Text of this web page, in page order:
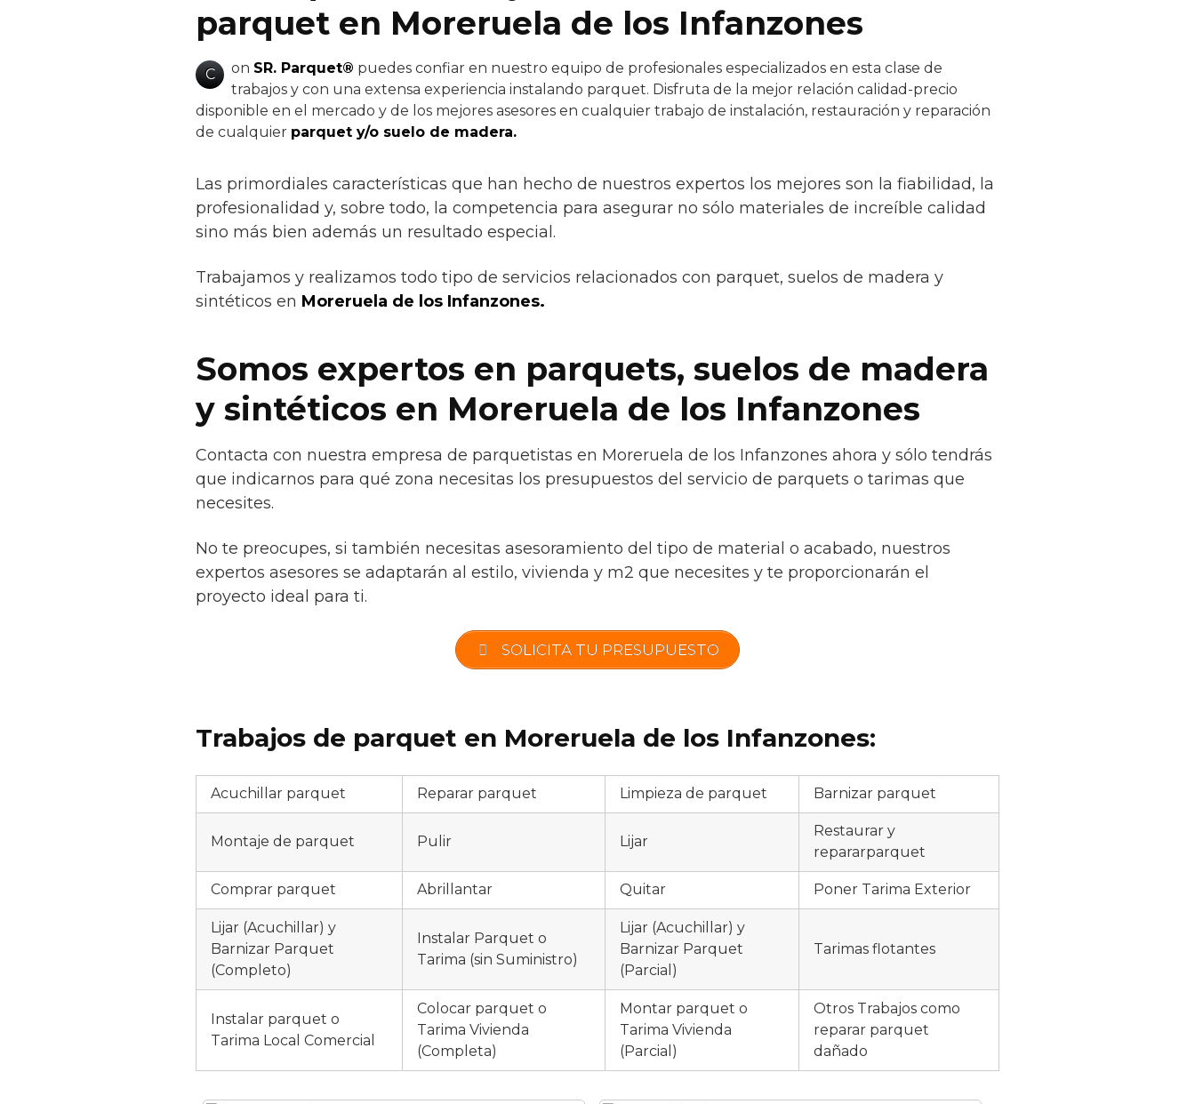
parquet en Moreruela de los Infanzones
C on SR. Parquet® puedes confiar en nuestro equipo de profesionales especializados en esta clase de
trabajos y con una extensa experiencia instalando parquet. Disfruta de la mejor relación calidad-precio
disponible en el mercado y de los mejores asesores en cualquier trabajo de instalación, restauración y reparación
de cualquier parquet y/o suelo de madera.
Las primordiales características que han hecho de nuestros expertos los mejores son la fiabilidad, la
profesionalidad y, sobre todo, la competencia para asegurar no sólo materiales de increíble calidad
sino más bien además un resultado especial.
Trabajamos y realizamos todo tipo de servicios relacionados con parquet, suelos de madera y
sintéticos en Moreruela de los Infanzones.
Somos expertos en parquets, suelos de madera
y sintéticos en Moreruela de los Infanzones
Contacta con nuestra empresa de parquetistas en Moreruela de los Infanzones ahora y sólo tendrás
que indicarnos para qué zona necesitas los presupuestos del servicio de parquets o tarimas que
necesites.
No te preocupes, si también necesitas asesoramiento del tipo de material o acabado, nuestros
expertos asesores se adaptarán al estilo, vivienda y m2 que necesites y te proporcionarán el
proyecto ideal para ti.
SOLICITA TU PRESUPUESTO
Trabajos de parquet en Moreruela de los Infanzones:
Acuchillar parquet Reparar parquet Limpieza de parquet Barnizar parquet
Montaje de parquet Pulir Lijar
Restaurar y
repararparquet
Comprar parquet Abrillantar Quitar Poner Tarima Exterior
Lijar (Acuchillar) y
Barnizar Parquet
(Completo)
Instalar Parquet o
Tarima (sin Suministro)
Lijar (Acuchillar) y
Barnizar Parquet
(Parcial)
Tarimas flotantes
Instalar parquet o
Tarima Local Comercial
Colocar parquet o
Tarima Vivienda
(Completa)
Montar parquet o
Tarima Vivienda
(Parcial)
Otros Trabajos como
reparar parquet
dañado